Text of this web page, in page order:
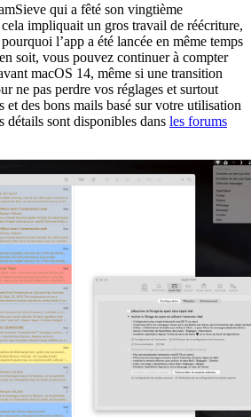
qui a fêté son vingtième
impliquait un gros travail de réécriture,
l’app a été lancée en même temps
soit, vous pouvez continuer à compter
macOS 14, même si une transition
ne pas perdre vos réglages et surtout
et des bons mails basé sur votre utilisation
détails sont disponibles dans les forums